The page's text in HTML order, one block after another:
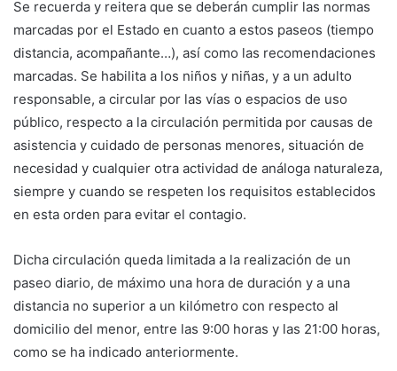
Se recuerda y reitera que se deberán cumplir las normas
marcadas por el Estado en cuanto a estos paseos (tiempo
distancia, acompañante…), así como las recomendaciones
marcadas. Se habilita a los niños y niñas, y a un adulto
responsable, a circular por las vías o espacios de uso
público, respecto a la circulación permitida por causas de
asistencia y cuidado de personas menores, situación de
necesidad y cualquier otra actividad de análoga naturaleza,
siempre y cuando se respeten los requisitos establecidos
en esta orden para evitar el contagio.
Dicha circulación queda limitada a la realización de un
paseo diario, de máximo una hora de duración y a una
distancia no superior a un kilómetro con respecto al
domicilio del menor, entre las 9:00 horas y las 21:00 horas,
como se ha indicado anteriormente.